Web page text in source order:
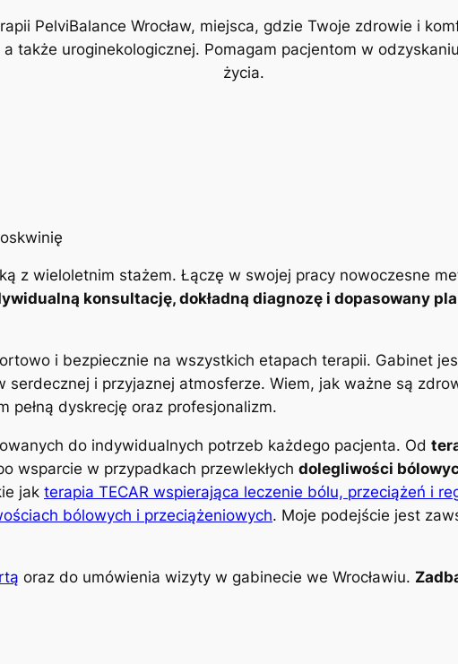
PelviBalance Wrocław, miejsca, gdzie Twoje zdrowie i
także uroginekologicznej. Pomagam pacjentom w
życia.
z wieloletnim stażem. Łączę w swojej pracy nowoczesne
konsultację, dokładną diagnozę i dopasowany
i bezpiecznie na wszystkich etapach terapii. Gabinet
i przyjaznej atmosferze. Wiem, jak ważne są
pełną dyskrecję oraz profesjonalizm.
do indywidualnych potrzeb każdego pacjenta. Od
wsparcie w przypadkach przewlekłych dolegliwości
jak terapia TECAR wspierająca leczenie bólu, przeciążeń i
bólowych i przeciążeniowych. Moje podejście jest
oraz do umówienia wizyty w gabinecie we Wrocławiu.